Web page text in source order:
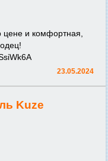
и комфортная,
23.05.2024
Kuze